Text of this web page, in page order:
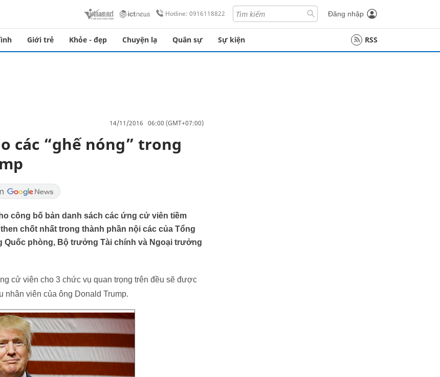
Hotline: 0916118822 Đăng nhập
Giới trẻ Khỏe - đẹp Chuyện lạ Quân sự Sự kiện RSS
14/11/2016 06:00 (GMT+07:00)
các “ghế nóng” trong
công bố bản danh sách các ứng cử viên tiềm
chốt nhất trong thành phần nội các của Tổng
phòng, Bộ trưởng Tài chính và Ngoại trưởng
cử viên cho 3 chức vụ quan trọng trên đều sẽ được
nhân viên của ông Donald Trump.